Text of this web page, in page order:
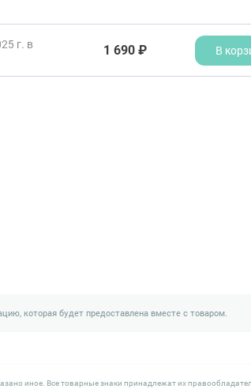
г. в
1 690 ₽ В
которая будет предоставлена вместе с товаром.
иное. Все товарные знаки принадлежат их